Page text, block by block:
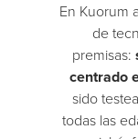
En Kuorum
de
premisas:
centrado
sido
todas las